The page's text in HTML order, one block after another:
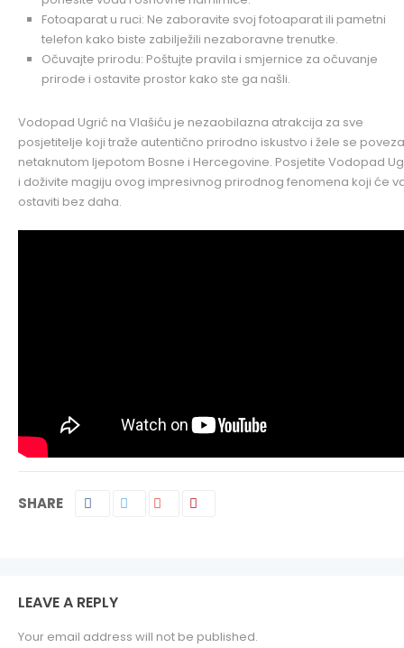
Fotoaparat u ruci: Ne zaboravite svoj fotoaparat ili pametni
telefon kako biste zabilježili nezaboravne trenutke.
Očuvajte prirodu: Poštujte pravila i smjernice za očuvanje
prirode i ostavite prostor kako ste ga našli.
Vodopad Ugrić na Vlašiću je nezaobilazna atrakcija za sve
posjetitelje koji traže autentično prirodno iskustvo i žele se
netaknutom ljepotom Bosne i Hercegovine. Posjetite Vodopad
i doživite magiju ovog impresivnog prirodnog fenomena koji će
ostaviti bez daha.
SHARE
LEAVE A REPLY
Your email address will not be published.